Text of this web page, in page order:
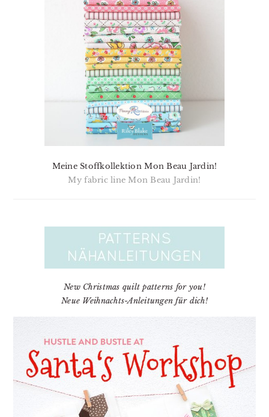
Meine Stoffkollektion Mon Beau Jardin!
My fabric line Mon Beau Jardin!
New Christmas quilt patterns for you!
Neue Weihnachts-Anleitungen für dich!